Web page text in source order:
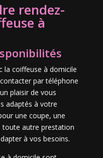
rendez-
à
la coiffeuse à domicile
par téléphone
plaisir de vous
adaptés à votre
une coupe, une
toute autre prestation
à vos besoins.